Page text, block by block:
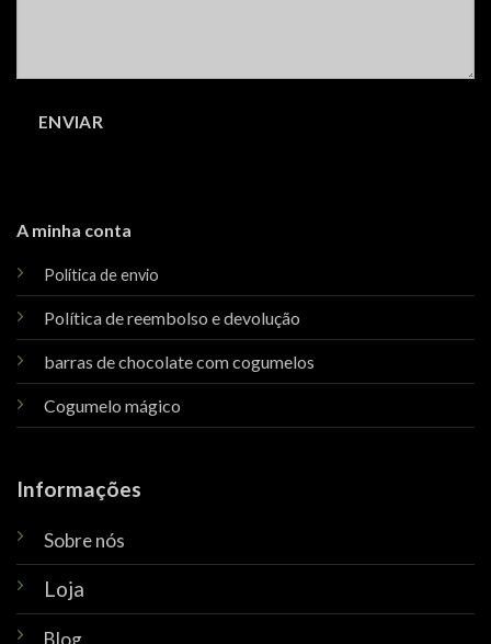
A minha conta
Política de envio
Política de reembolso e devolução
barras de chocolate com cogumelos
Cogumelo mágico
Informações
Sobre nós
Loja